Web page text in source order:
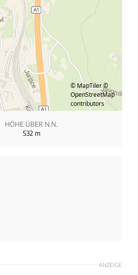
© MapTiler ©
OpenStreetMap
contributors
HÖHE ÜBER N.N.
532 m
ANZEIGE